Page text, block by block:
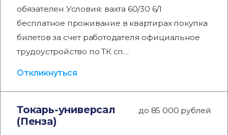
обязателен Условия: вахта 60/30 6/1
бесплатное проживание в квартирах покупка
билетов за счет работодателя официальное
трудоустройство по ТК сп…
Откликнуться
Токарь-универсал
(Пенза)
до 85 000 рублей